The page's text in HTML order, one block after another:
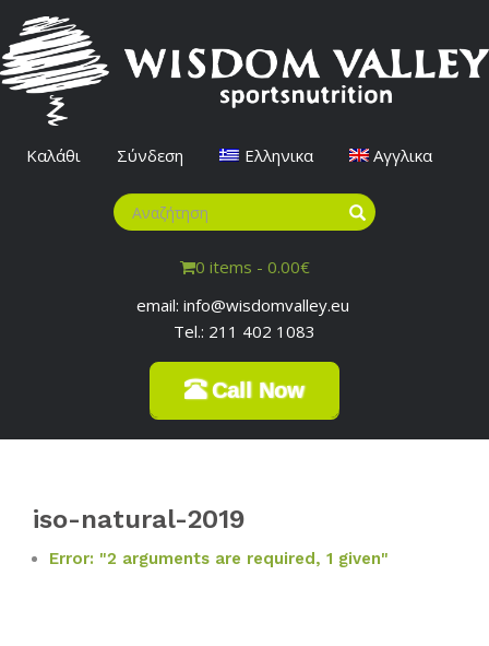
Καλάθι Σύνδεση Ελληνικα Αγγλικα
0 items - 0.00€
email: info@wisdomvalley.eu
Tel.: 211 402 1083
Call Now
iso-natural-2019
Error: "2 arguments are required, 1 given"